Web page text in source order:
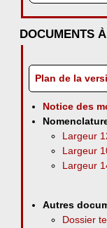
DOCUMENTS
Plan de la
Notice des
Largeur
Largeur
Largeur
Autres
Dossier